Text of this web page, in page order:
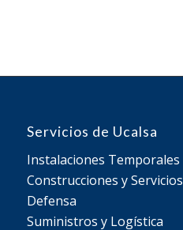
Servicios de Ucalsa
Instalaciones Temporales
Construcciones y Servicios
Defensa
Suministros y Logística